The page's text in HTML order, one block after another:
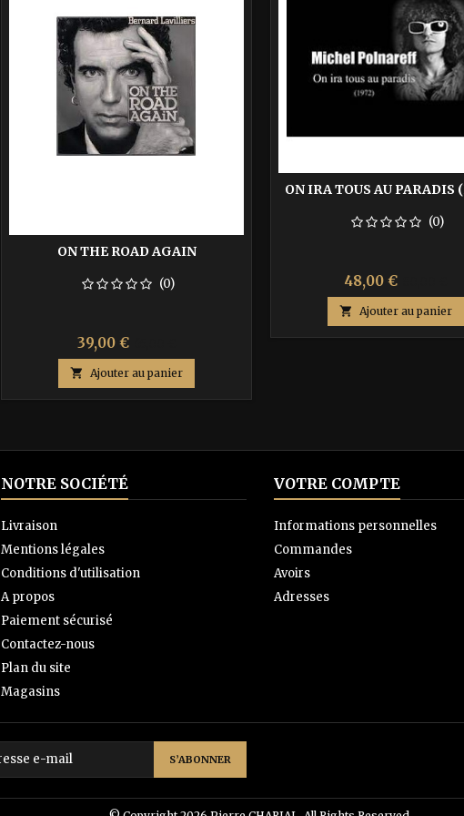
ON THE ROAD AGAIN
(0)
Prix
39,00 €
base
 Ajouter au panier
ON IRA TOUS AU PARADIS
(0)
Prix
48,00 €
base
 Ajouter au panier
NOTRE SOCIÉTÉ
Livraison
Mentions légales
Conditions d'utilisation
A propos
Paiement sécurisé
Contactez-nous
Plan du site
Magasins
VOTRE COMPTE
Informations personnelles
Commandes
Avoirs
Adresses